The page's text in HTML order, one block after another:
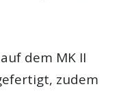
dem MK II
zudem